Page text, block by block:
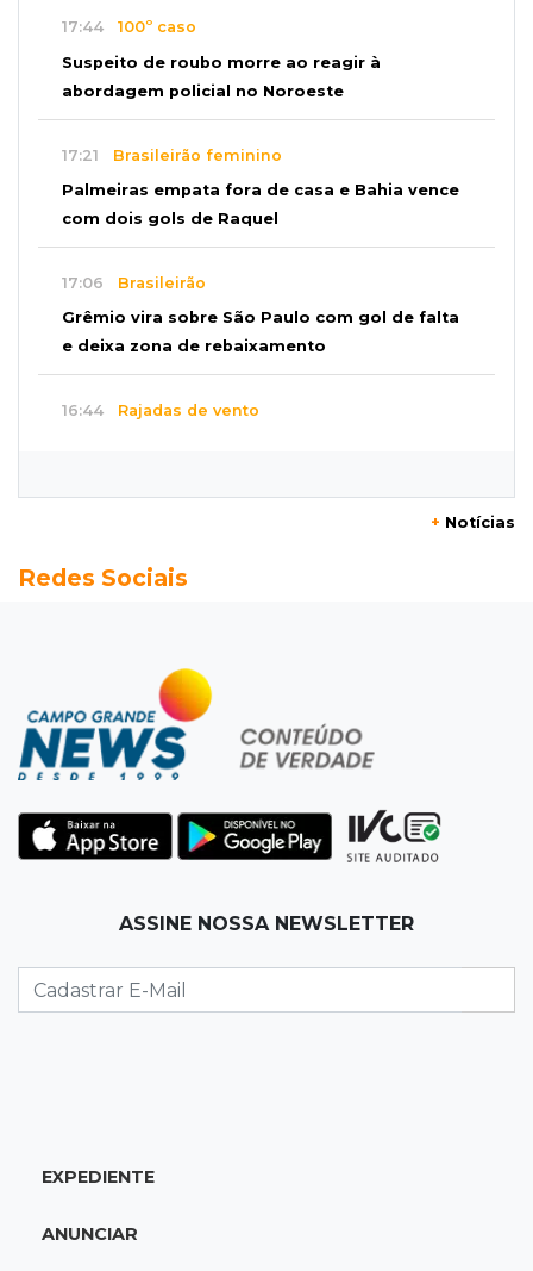
17:44 100º caso
Suspeito de roubo morre ao reagir à
abordagem policial no Noroeste
17:21 Brasileirão feminino
Palmeiras empata fora de casa e Bahia vence
com dois gols de Raquel
17:06 Brasileirão
Grêmio vira sobre São Paulo com gol de falta
e deixa zona de rebaixamento
16:44 Rajadas de vento
Juiz obriga condomínio da Capital a fazer
Mercado aquecido
Há vagas: obras da UFN3 mantêm ciclo de
contratações em Três Lagoas
Odilon Wagner se encanta em visita ao
Bioparque Pantanal: “deslumbrante”
Zona rural
expostos no Cemitério Três Barras
14:44Celebração interativa
de 72 anos em praça no Centro
+ Notícias
Redes Sociais
ASSINE NOSSA NEWSLETTER
EXPEDIENTE
ANUNCIAR